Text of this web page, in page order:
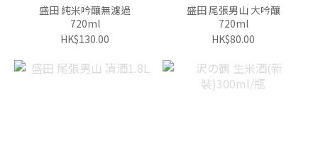
盛田 純米吟釀無濾過
720ml
HK$130.00
盛田 尾張男山 大吟釀
720ml
HK$80.00